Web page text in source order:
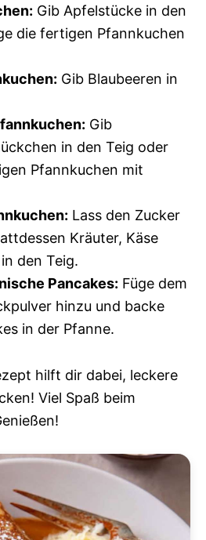
Gib Apfelstücke in den
die fertigen Pfannkuchen
Gib Blaubeeren in
Gib
in den Teig oder
Pfannkuchen mit
Lass den Zucker
Kräuter, Käse
den Teig.
Pancakes: Füge dem
hinzu und backe
in der Pfanne.
hilft dir dabei, leckere
Viel Spaß beim